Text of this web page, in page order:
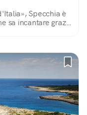
Specchia è
sa incantare grazie